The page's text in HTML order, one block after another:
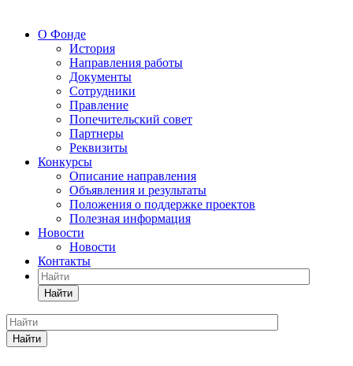
О Фонде
История
Направления работы
Документы
Сотрудники
Правление
Попечительский совет
Партнеры
Реквизиты
Конкурсы
Описание направления
Объявления и результаты
Положения о поддержке проектов
Полезная информация
Новости
Новости
Контакты
Найти
Найти